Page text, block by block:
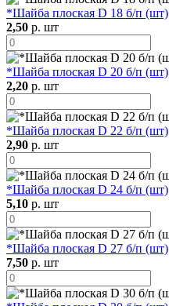
*Шайба плоская D 18 б/п (шт)
2,50 р. шт
*Шайба плоская D 20 б/п (шт)
2,20 р. шт
*Шайба плоская D 22 б/п (шт)
2,90 р. шт
*Шайба плоская D 24 б/п (шт)
5,10 р. шт
*Шайба плоская D 27 б/п (шт)
7,50 р. шт